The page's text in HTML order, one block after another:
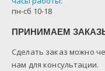
пн-сб 10-18
ПРИНИМАЕМ
Сделать заказ можно
нам для консультации.